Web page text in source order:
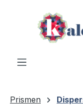
Zum Hauptinhalt
Prismen